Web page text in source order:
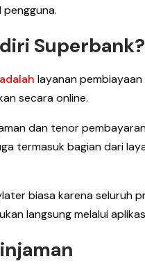
Superbank?
layanan
secara online.
dan tenor
termasuk bagian dari
biasa karena seluruh
langsung melalui